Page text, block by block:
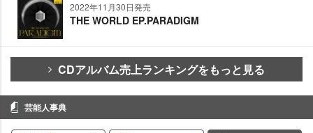
2022年11月30日発売
THE WORLD EP.PARADIGM
CDアルバム売上ランキングをもっと見る
芸能人事典